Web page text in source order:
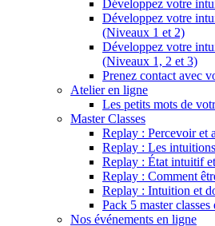
Développez votre
Développez votre
(Niveaux 1 et 2)
Développez votre
(Niveaux 1, 2 et 3)
Prenez contact avec
Atelier en ligne
Les petits mots de
Master Classes
Replay : Percevoir et
Replay : Les
Replay : État intuitif
Replay : Comment
Replay : Intuition et
Pack 5 master classes
Nos événements en ligne